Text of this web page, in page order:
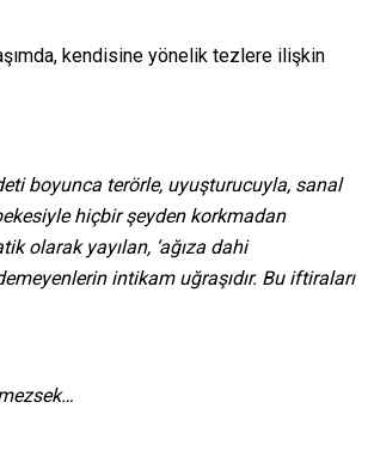
kendisine yönelik tezlere ilişkin
boyunca terörle, uyuşturucuyla, sanal
hiçbir şeyden korkmadan
olarak yayılan, ‘ağıza dahi
intikam uğraşıdır. Bu iftiraları